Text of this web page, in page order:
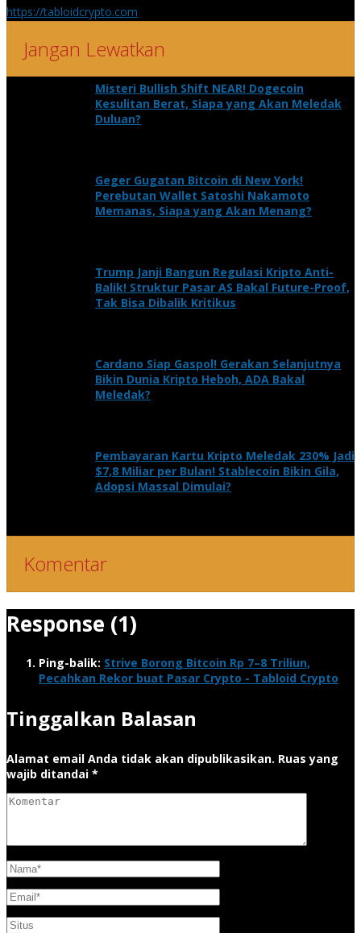
https://tabloidcrypto.com
Jangan Lewatkan
Misteri Bullish Shift NEAR! Dogecoin
Kesulitan Berat, Siapa yang Akan Meledak
Duluan?
Geger Gugatan Bitcoin di New York!
Perebutan Wallet Satoshi Nakamoto
Memanas, Siapa yang Akan Menang?
Trump Janji Bangun Regulasi Kripto Anti-
Balik! Struktur Pasar AS Bakal Future-Proof,
Tak Bisa Dibalik Kritikus
Cardano Siap Gaspol! Gerakan Selanjutnya
Bikin Dunia Kripto Heboh, ADA Bakal
Meledak?
Pembayaran Kartu Kripto Meledak 230% Jadi
$7,8 Miliar per Bulan! Stablecoin Bikin Gila,
Adopsi Massal Dimulai?
Komentar
Response (1)
Ping-balik: Strive Borong Bitcoin Rp 7–8 Triliun,
Pecahkan Rekor buat Pasar Crypto - Tabloid Crypto
Tinggalkan Balasan
Alamat email Anda tidak akan dipublikasikan. Ruas yang
wajib ditandai *